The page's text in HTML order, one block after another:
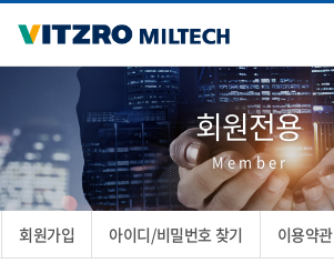
회원전용
Member
회원가입 아이디/비밀번호 찾기 이용약관